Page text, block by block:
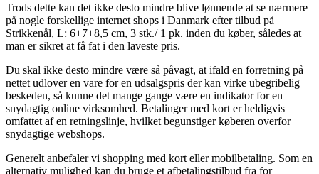
Trods dette kan det ikke desto mindre blive lønnende at se nærmere
på nogle forskellige internet shops i Danmark efter tilbud på
Strikkenål, L: 6+7+8,5 cm, 3 stk./ 1 pk. inden du køber, således at
man er sikret at få fat i den laveste pris.
Du skal ikke desto mindre være så påvagt, at ifald en forretning på
nettet udlover en vare for en udsalgspris der kan virke ubegribelig
beskeden, så kunne det mange gange være en indikator for en
snydagtig online virksomhed. Betalinger med kort er heldigvis
omfattet af en retningslinje, hvilket begunstiger køberen overfor
snydagtige webshops.
Generelt anbefaler vi shopping med kort eller mobilbetaling. Som en
alternativ mulighed kan du bruge et afbetalingstilbud fra for